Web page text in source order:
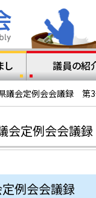
し 議員の紹
会定例会会議録 第3
定例会会議録
例会会議録